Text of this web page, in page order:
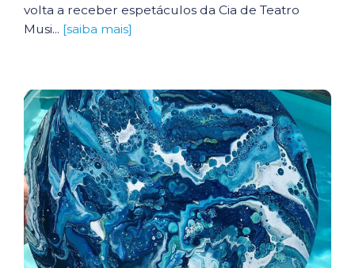
volta a receber espetáculos da Cia de Teatro
Musi... [saiba mais]